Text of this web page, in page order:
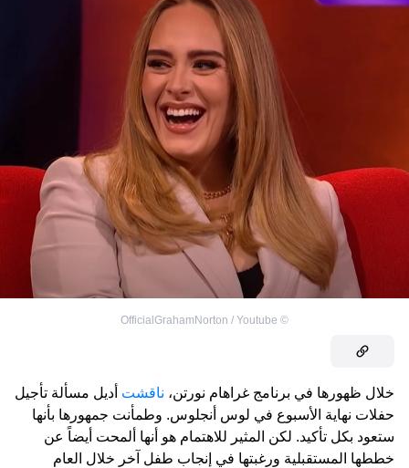
©
OfficialGrahamNorton / Youtube
خلال ظهورها في برنامج غراهام نورتن، ناقشت أديل مسألة تأجيل
حفلات نهاية الأسبوع في لوس أنجلوس. وطمأنت جمهورها بأنها
ستعود بكل تأكيد. لكن المثير للاهتمام هو أنها ألمحت أيضاً عن
خططها المستقبلية ورغبتها في إنجاب طفل آخر خلال العام